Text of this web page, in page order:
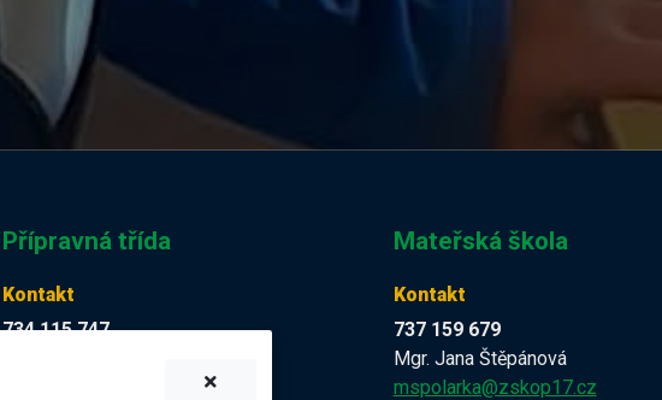
Přípravná třída
Kontakt
734 115 747
martina.muckova@zskop17.cz
Mateřská škola
Kontakt
737 159 679
Mgr. Jana Štěpánová
mspolarka@zskop17.cz